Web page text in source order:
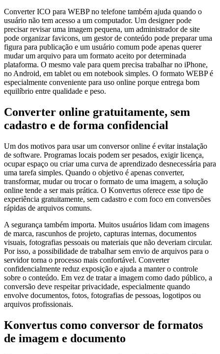
Converter ICO para WEBP no telefone também ajuda quando o
usuário não tem acesso a um computador. Um designer pode
precisar revisar uma imagem pequena, um administrador de site
pode organizar favicons, um gestor de conteúdo pode preparar uma
figura para publicação e um usuário comum pode apenas querer
mudar um arquivo para um formato aceito por determinada
plataforma. O mesmo vale para quem precisa trabalhar no iPhone,
no Android, em tablet ou em notebook simples. O formato WEBP é
especialmente conveniente para uso online porque entrega bom
equilíbrio entre qualidade e peso.
Converter online gratuitamente, sem
cadastro e de forma confidencial
Um dos motivos para usar um conversor online é evitar instalação
de software. Programas locais podem ser pesados, exigir licença,
ocupar espaço ou criar uma curva de aprendizado desnecessária para
uma tarefa simples. Quando o objetivo é apenas converter,
transformar, mudar ou trocar o formato de uma imagem, a solução
online tende a ser mais prática. O Konvertus oferece esse tipo de
experiência gratuitamente, sem cadastro e com foco em conversões
rápidas de arquivos comuns.
A segurança também importa. Muitos usuários lidam com imagens
de marca, rascunhos de projeto, capturas internas, documentos
visuais, fotografias pessoais ou materiais que não deveriam circular.
Por isso, a possibilidade de trabalhar sem envio de arquivos para o
servidor torna o processo mais confortável. Converter
confidencialmente reduz exposição e ajuda a manter o controle
sobre o conteúdo. Em vez de tratar a imagem como dado público, a
conversão deve respeitar privacidade, especialmente quando
envolve documentos, fotos, fotografias de pessoas, logotipos ou
arquivos profissionais.
Konvertus como conversor de formatos
de imagem e documento